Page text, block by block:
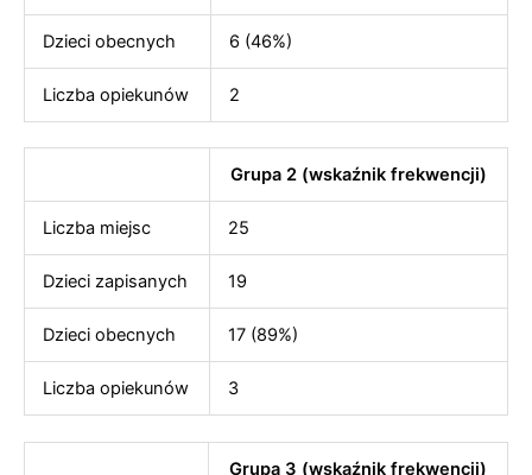
Dzieci obecnych 6 (46%)
Liczba opiekunów 2
Grupa 2 (wskaźnik frekwencji)
Liczba miejsc 25
Dzieci zapisanych 19
Dzieci obecnych 17 (89%)
Liczba opiekunów 3
Grupa 3 (wskaźnik frekwencji)